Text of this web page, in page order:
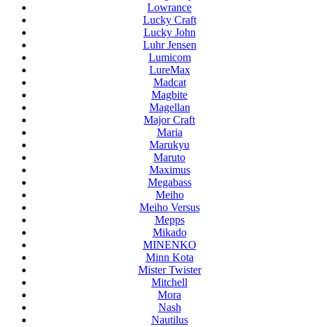
Lowrance
Lucky Craft
Lucky John
Luhr Jensen
Lumicom
LureMax
Madcat
Magbite
Magellan
Major Craft
Maria
Marukyu
Maruto
Maximus
Megabass
Meiho
Meiho Versus
Mepps
Mikado
MINENKO
Minn Kota
Mister Twister
Mitchell
Mora
Nash
Nautilus